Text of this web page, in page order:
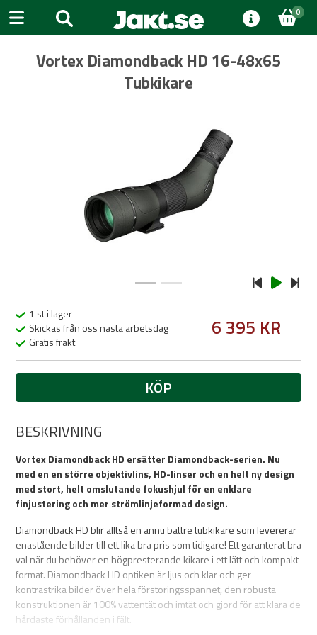
0
Vortex Diamondback HD 16-48x65
Tubkikare
1 st i lager
Skickas från oss nästa arbetsdag
Gratis frakt
6 395 KR
KÖP
BESKRIVNING
Vortex Diamondback HD ersätter Diamondback-serien. Nu
med en en större objektivlins, HD-linser och en helt ny design
med stort, helt omslutande fokushjul för en enklare
finjustering och mer strömlinjeformad design.
Diamondback HD blir alltså en ännu bättre tubkikare som levererar
enastående bilder till ett lika bra pris som tidigare! Ett garanterat bra
val när du behöver en högpresterande kikare i ett lätt och kompakt
format. Diamondback HD optiken är ljus och klar och ger
kontrastrika bilder över hela förstoringsspannet, den robusta
konstruktionen är 100% vattentät och imtät och gjord för att klara de
hårdaste förhållanden i fält.